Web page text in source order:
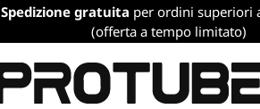
Spedizione gratuita per ordini superiori
(offerta a tempo limitato)